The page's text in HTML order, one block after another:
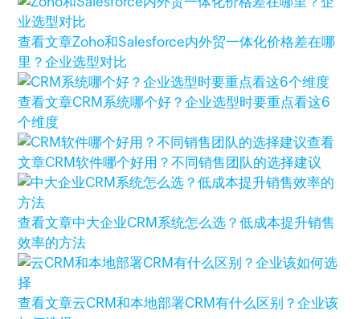
查看文章Zoho和Salesforce内外贸一体化价格差在哪
里？企业选型对比
查看文章CRM系统哪个好？企业选型时要重点看这6
个维度
查看
文章CRM软件哪个好用？不同销售团队的选择建议
查看文章中大企业CRM系统怎么选？低成本提升销售
效率的方法
查看文章云CRM和本地部署CRM有什么区别？企业该